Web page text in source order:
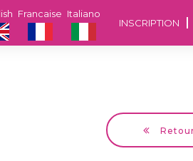
INSCRIPTION
Italiano
Francaise